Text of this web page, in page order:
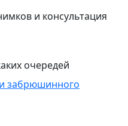
и консультация
очередей
забрюшинного